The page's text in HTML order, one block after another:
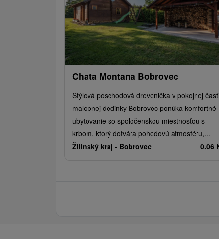
varná kanvica, chladnička,
mraznička, jedálenské
sedenie.
Podkrovný apartmán:
2x Spálňa : 1x manželská
posteľ, internet WiFi.
Kúpeľňa s toaletou:
sprchový kút, umývadlo,
toaleta, uteráky.
Obývacia miestnosť:
TV/SAT, gauč (rozkladací,
možnosť 2x prístelky), rádio,
balkón.
Chata Montana Bobrovec
Štýlová poschodová drevenička v pokojnej časti
malebnej dedinky Bobrovec ponúka komfortné
ubytovanie so spoločenskou miestnosťou s
krbom, ktorý dotvára pohodovú atmosféru,...
Žilinský kraj - Bobrovec 0.06